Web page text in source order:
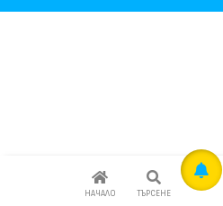
НАЧАЛО ТЪРСЕНЕ